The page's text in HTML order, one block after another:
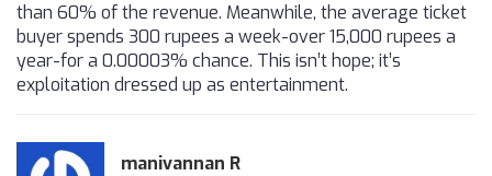
than 60% of the revenue. Meanwhile, the average ticket
buyer spends 300 rupees a week-over 15,000 rupees a
year-for a 0.00003% chance. This isn’t hope; it’s
exploitation dressed up as entertainment.
manivannan R